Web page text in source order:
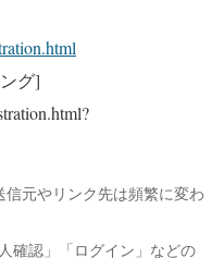
グ]
元やリンク先は頻繁に変わ
確認」「ログイン」などの